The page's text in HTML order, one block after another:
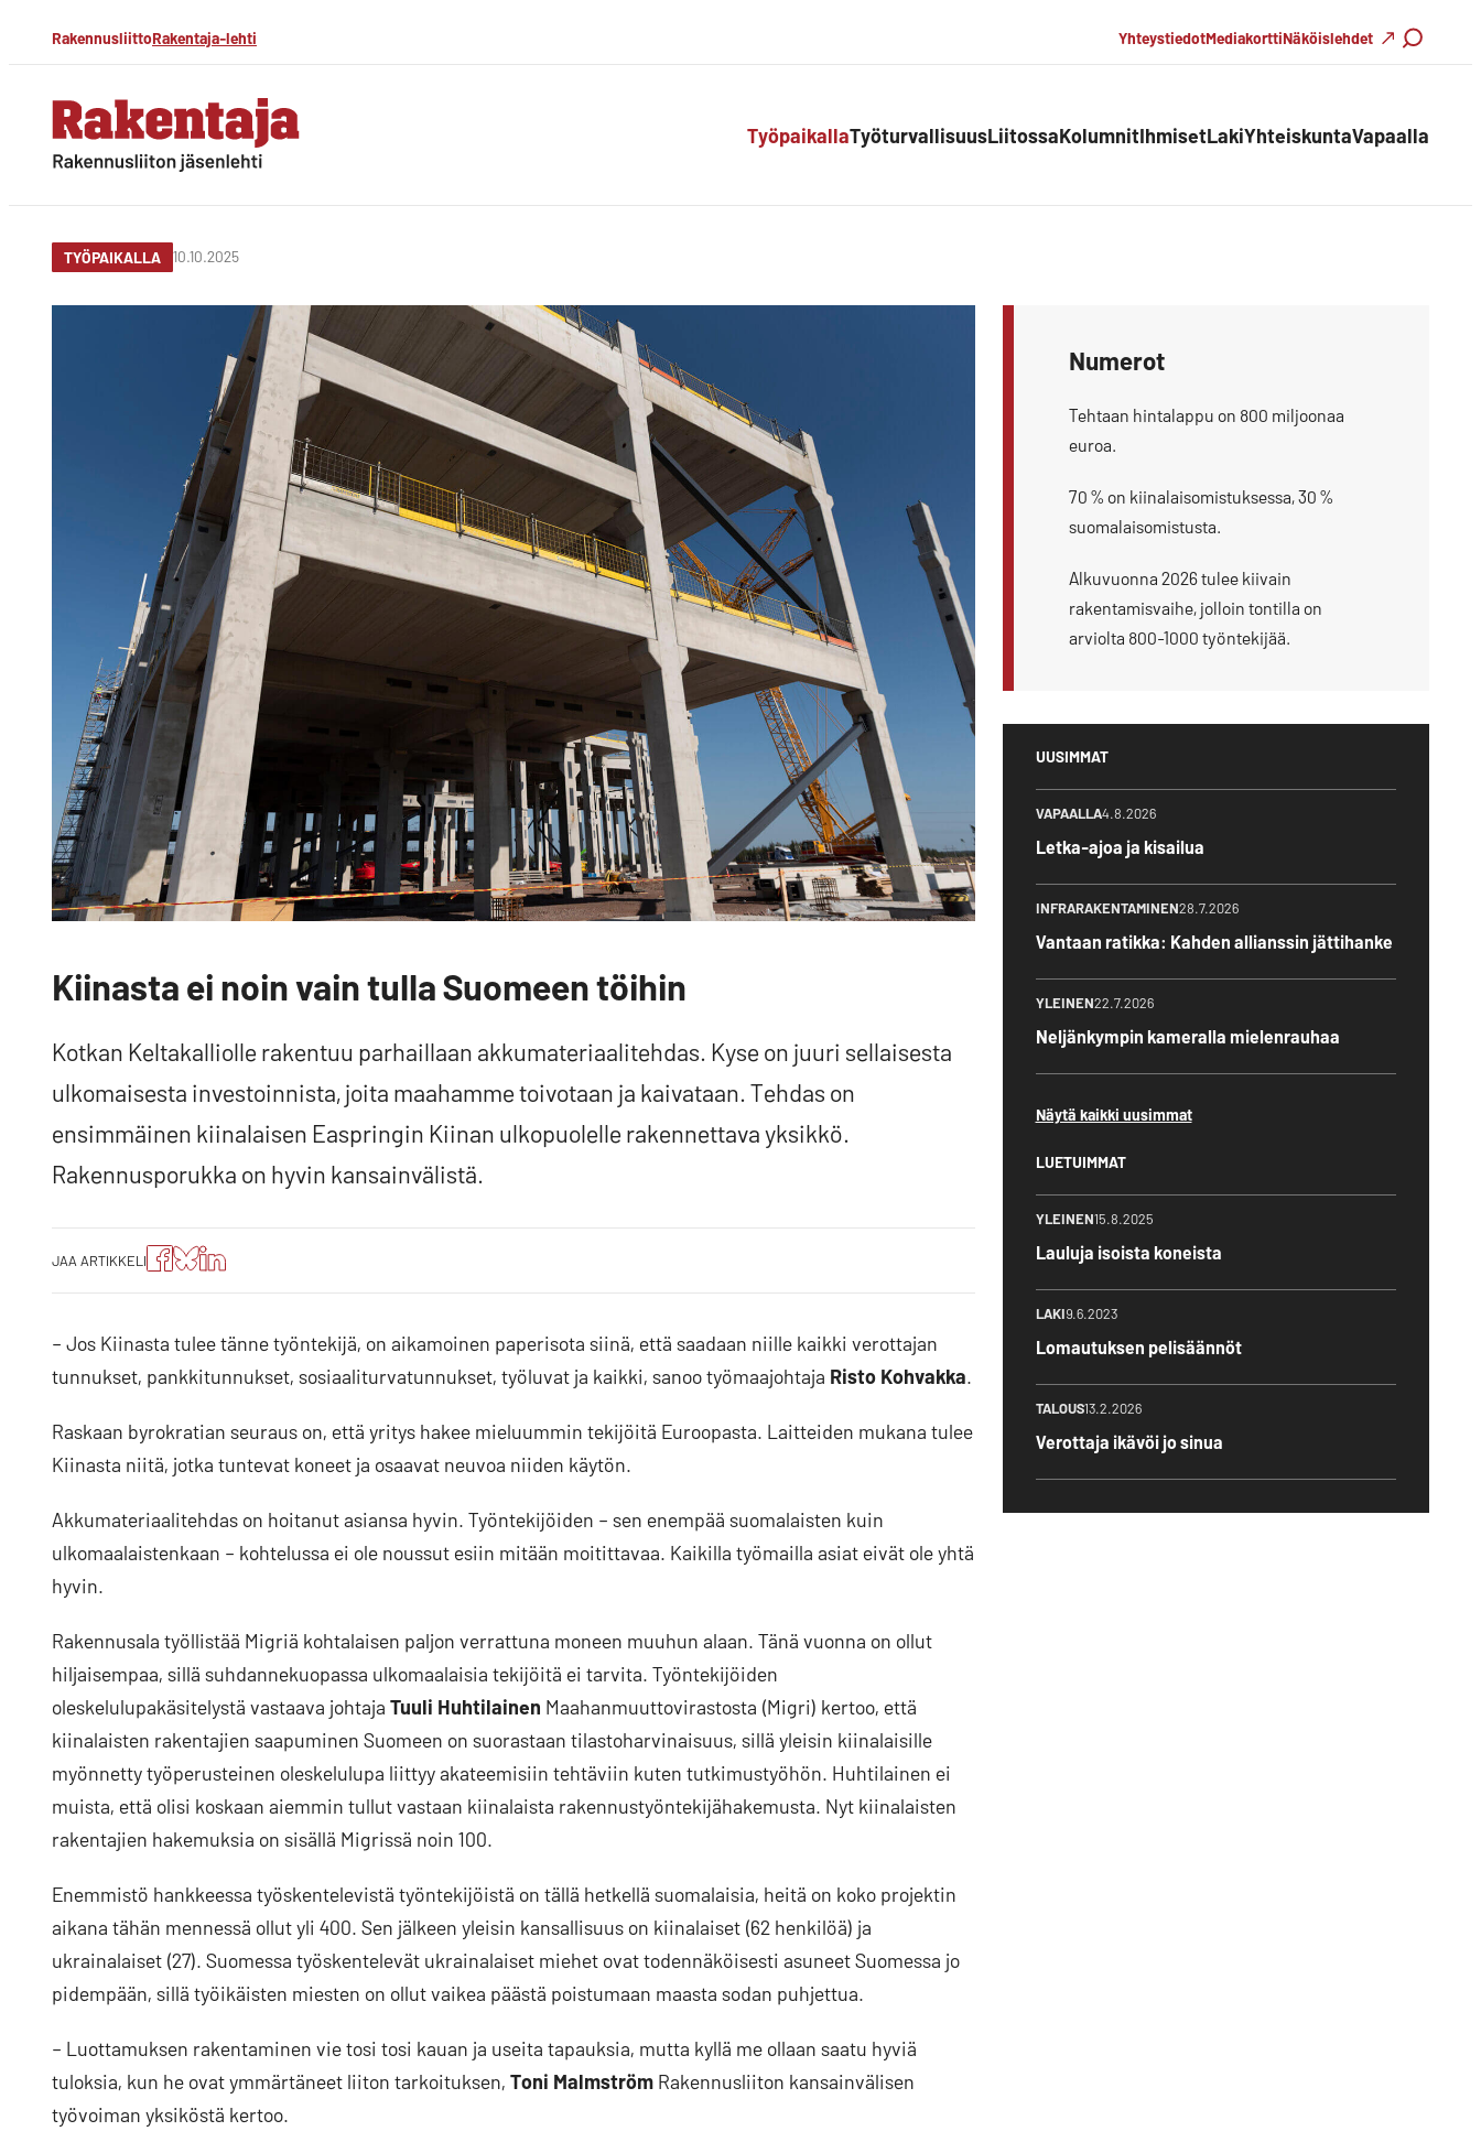
Siirry
suoraan
sisältöön
RakennusliittoRakentaja-lehti YhteystiedotMediakorttiNäköislehdet
Haku
Rakentaja-lehti TyöpaikallaTyöturvallisuusLiitossaKolumnitIhmisetLakiYhteiskuntaVapaalla
TYÖPAIKALLA 10.10.2025
Kiinasta ei noin vain tulla Suomeen töihin
Kotkan Keltakalliolle rakentuu parhaillaan akkumateriaalitehdas. Kyse on juuri sellaisesta
ulkomaisesta investoinnista, joita maahamme toivotaan ja kaivataan. Tehdas on
ensimmäinen kiinalaisen Easpringin Kiinan ulkopuolelle rakennettava yksikkö.
Rakennusporukka on hyvin kansainvälistä.
JAA ARTIKKELI
JaaJaaJako:
– Jos Kiinasta tulee tänne työntekijä, on aikamoinen paperisota siinä, että saadaan niille kaikki verottajan
tunnukset, pankkitunnukset, sosiaaliturvatunnukset, työluvat ja kaikki, sanoo työmaajohtaja Risto Kohvakka.
Raskaan byrokratian seuraus on, että yritys hakee mieluummin tekijöitä Euroopasta. Laitteiden mukana tulee
Kiinasta niitä, jotka tuntevat koneet ja osaavat neuvoa niiden käytön.
Akkumateriaalitehdas on hoitanut asiansa hyvin. Työntekijöiden – sen enempää suomalaisten kuin
ulkomaalaistenkaan – kohtelussa ei ole noussut esiin mitään moitittavaa. Kaikilla työmailla asiat eivät ole yhtä
hyvin.
Rakennusala työllistää Migriä kohtalaisen paljon verrattuna moneen muuhun alaan. Tänä vuonna on ollut
hiljaisempaa, sillä suhdannekuopassa ulkomaalaisia tekijöitä ei tarvita. Työntekijöiden
oleskelulupakäsitelystä vastaava johtaja Tuuli Huhtilainen Maahanmuuttovirastosta (Migri) kertoo, että
kiinalaisten rakentajien saapuminen Suomeen on suorastaan tilastoharvinaisuus, sillä yleisin kiinalaisille
myönnetty työperusteinen oleskelulupa liittyy akateemisiin tehtäviin kuten tutkimustyöhön. Huhtilainen ei
muista, että olisi koskaan aiemmin tullut vastaan kiinalaista rakennustyöntekijähakemusta. Nyt kiinalaisten
rakentajien hakemuksia on sisällä Migrissä noin 100.
Enemmistö hankkeessa työskentelevistä työntekijöistä on tällä hetkellä suomalaisia, heitä on koko projektin
aikana tähän mennessä ollut yli 400. Sen jälkeen yleisin kansallisuus on kiinalaiset (62 henkilöä) ja
ukrainalaiset (27). Suomessa työskentelevät ukrainalaiset miehet ovat todennäköisesti asuneet Suomessa jo
pidempään, sillä työikäisten miesten on ollut vaikea päästä poistumaan maasta sodan puhjettua.
– Luottamuksen rakentaminen vie tosi tosi kauan ja useita tapauksia, mutta kyllä me ollaan saatu hyviä
tuloksia, kun he ovat ymmärtäneet liiton tarkoituksen, Toni Malmström Rakennusliiton kansainvälisen
työvoiman yksiköstä kertoo.
Numerot
Tehtaan hintalappu on 800 miljoonaa
euroa.
70 % on kiinalaisomistuksessa, 30 %
suomalaisomistusta.
Alkuvuonna 2026 tulee kiivain
rakentamisvaihe, jolloin tontilla on
arviolta 800-1000 työntekijää.
UUSIMMAT
VAPAALLA4.8.2026
Letka-ajoa ja kisailua
INFRARAKENTAMINEN28.7.2026
Vantaan ratikka: Kahden allianssin jättihanke
YLEINEN22.7.2026
Neljänkympin kameralla mielenrauhaa
Näytä kaikki uusimmat
LUETUIMMAT
YLEINEN15.8.2025
Lauluja isoista koneista
LAKI9.6.2023
Lomautuksen pelisäännöt
TALOUS13.2.2026
Verottaja ikävöi jo sinua